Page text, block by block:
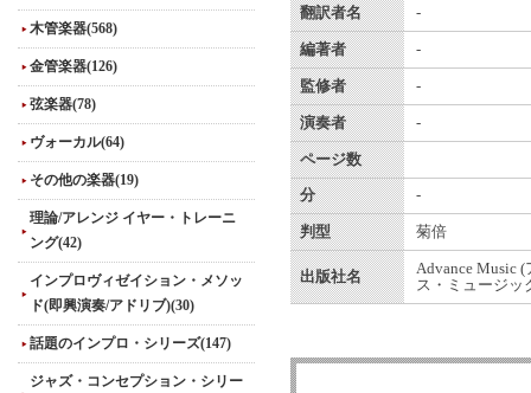
木管楽器(568)
金管楽器(126)
弦楽器(78)
ヴォーカル(64)
その他の楽器(19)
理論/アレンジ イヤー・トレーニ
ング(42)
インプロヴィゼイション・メソッ
ド(即興演奏/アドリブ)(30)
話題のインプロ・シリーズ(147)
ジャズ・コンセプション・シリー
翻訳者名 -
編著者 -
監修者 -
演奏者 -
ページ数
分 -
判型 菊倍
出版社名
Advance Music (
ス・ミュージッ